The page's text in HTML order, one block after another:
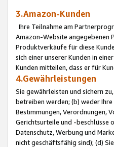
3.Amazon-Kunden
Ihre Teilnahme am
Amazon-Website angegebenen
Produktverkäufe für diese
sich einer unserer Kunden in
Kunden mitteilen, dass er für
4.Gewährleistungen
Sie gewährleisten und sichern
betreiben werden; (b) weder
Bestimmungen, Verordnungen,
Gerichtsurteile und -beschlüsse
Datenschutz, Werbung und
nicht geschäftsfähig sind); (d)